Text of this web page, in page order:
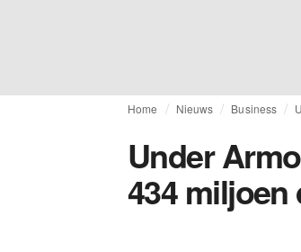
Home Nieuws Business
Under
434 miljoen